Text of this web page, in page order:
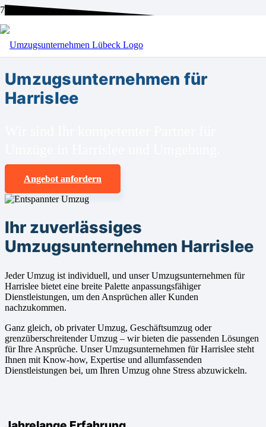
BEI UNS SIND SIE RICHTIG!
Umzugsunternehmen für
Harrislee
Angebot anfordern
Ihr zuverlässiges
Umzugsunternehmen Harrislee
Jeder Umzug ist individuell, und unser Umzugsunternehmen für
Harrislee bietet eine breite Palette anpassungsfähiger
Dienstleistungen, um den Ansprüchen aller Kunden
nachzukommen.
Ganz gleich, ob privater Umzug, Geschäftsumzug oder
grenzüberschreitender Umzug – wir bieten die passenden Lösungen
für Ihre Ansprüche. Unser Umzugsunternehmen für Harrislee steht
Ihnen mit Know-how, Expertise und allumfassenden
Dienstleistungen bei, um Ihren Umzug ohne Stress abzuwickeln.